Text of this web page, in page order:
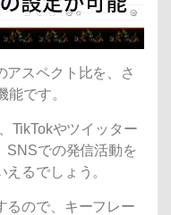
アスペクト比を、さ
能です。
TikTokやツイッター
SNSでの発信活動を
るでしょう。
るので、キーフレー